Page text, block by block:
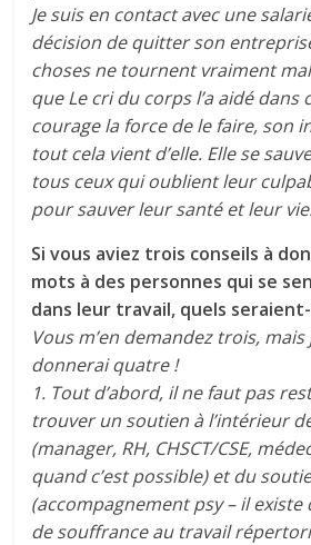
Je suis en contact avec une
décision de quitter son
choses ne tournent vraiment
que Le cri du corps l’a aidé dans
courage la force de le faire, son
tout cela vient d’elle. Elle se
tous ceux qui oublient leur
pour sauver leur santé et leur
Si vous aviez trois conseils à
mots à des personnes qui se
dans leur travail, quels
Vous m’en demandez trois, mais
donnerai quatre !
1. Tout d’abord, il ne faut pas
trouver un soutien à l’intérieur
(manager, RH, CHSCT/CSE,
quand c’est possible) et du
(accompagnement psy – il
de souffrance au travail